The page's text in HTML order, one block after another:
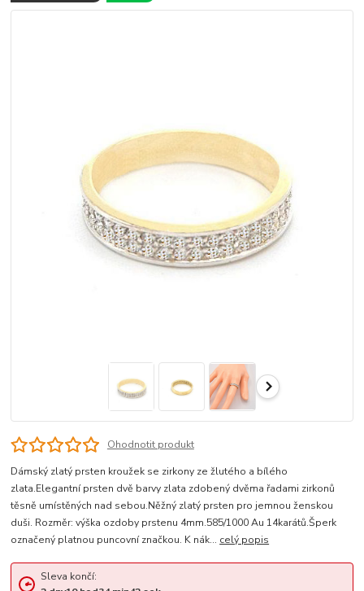
Ohodnotit produkt
Dámský zlatý prsten kroužek se zirkony ze žlutého a bílého
zlata.Elegantní prsten dvě barvy zlata zdobený dvěma řadami zirkonů
těsně umístěných nad sebou.Něžný zlatý prsten pro jemnou ženskou
duši. Rozměr: výška ozdoby prstenu 4mm.585/1000 Au 14karátů.Šperk
označený platnou puncovní značkou. K nák... celý popis
Sleva končí: